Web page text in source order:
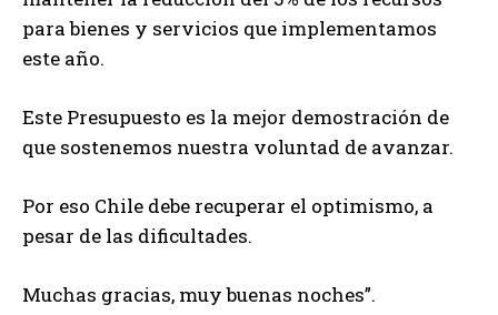
para bienes y servicios que implementamos
este año.
Este Presupuesto es la mejor demostración de
que sostenemos nuestra voluntad de avanzar.
Por eso Chile debe recuperar el optimismo, a
pesar de las dificultades.
Muchas gracias, muy buenas noches”.